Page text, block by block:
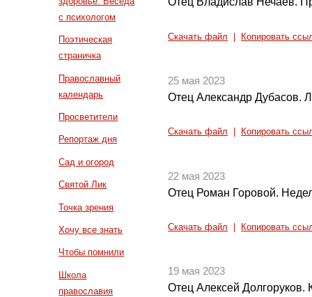
с психологом
Поэтическая
страничка
Православный
календарь
Просветители
Репортаж дня
Сад и огород
Святой Лик
Точка зрения
Хочу все знать
Чтобы помнили
Школа
православия
Скачать файл Копировать
25 мая 2023
Отец Александр Дубасов.
Скачать файл Копировать
22 мая 2023
Отец Роман Горовой.
Скачать файл Копировать
19 мая 2023
Отец Алексей Долгоруков.